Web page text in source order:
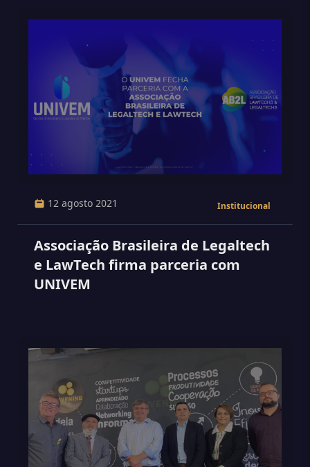
12 agosto 2021 Institucional
Associação Brasileira de Legaltech
e LawTech firma parceria com
UNIVEM